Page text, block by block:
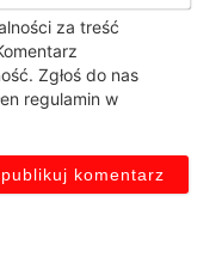
za treść
Zgłoś do nas
regulamin w